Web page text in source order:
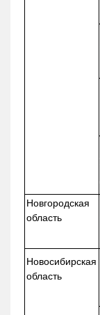
Новгородская
область
Новосибирская
область